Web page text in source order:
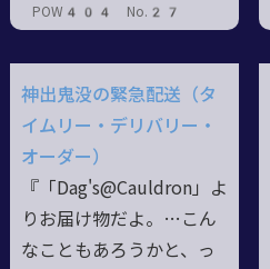
POW404 No.27
神出鬼没の緊急配送（タ
イムリー・デリバリー・
オーダー）
『「Dag's@Cauldron」よ
りお届け物だよ。…こん
なこともあろうかと、っ